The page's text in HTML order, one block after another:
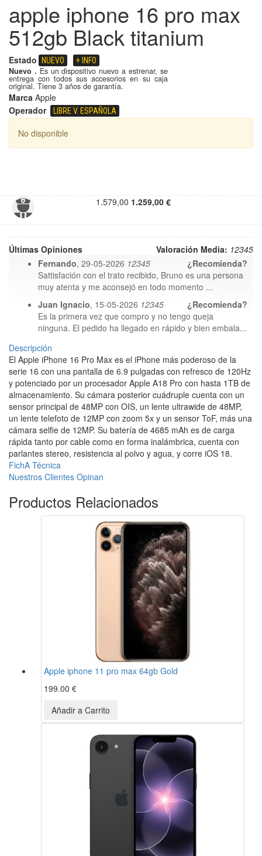
apple iphone 16 pro max
512gb Black titanium
Estado NUEVO + INFO
Nuevo . Es un dispositivo nuevo a estrenar, se
entrega con todos sus accesorios en su caja
original. Tiene 3 años de garantía.
Marca Apple
Operador
LIBRE V. ESPAÑOLA
No disponible
1.579,00 1.259,00 €
Últimas Opiniones Valoración Media: 12345
Fernando, 29-05-2026 12345
¿Recomienda?
Sattisfación con el trato recibido, Bruno es una persona
muy atenta y me aconsejó en todo momento ...
Juan Ignacio, 15-05-2026 12345
¿Recomienda?
Es la primera vez que compro y no tengo queja
ninguna. El pedido ha llegado en rápido y bien embala...
Descripción
El Apple iPhone 16 Pro Max es el iPhone más poderoso de la
serie 16 con una pantalla de 6.9 pulgadas con refresco de 120Hz
y potenciado por un procesador Apple A18 Pro con hasta 1TB de
almacenamiento. Su cámara posterior cuádruple cuenta con un
sensor principal de 48MP con OIS, un lente ultrawide de 48MP,
un lente telefoto de 12MP con zoom 5x y un sensor ToF, más una
cámara selfie de 12MP. Su batería de 4685 mAh es de carga
rápida tanto por cable como en forma inalámbrica, cuenta con
parlantes stereo, resistencia al polvo y agua, y corre iOS 18.
FichA Técnica
Nuestros Clientes Opinan
Productos Relacionados
Apple iphone 11 pro max 64gb Gold
199.00 €